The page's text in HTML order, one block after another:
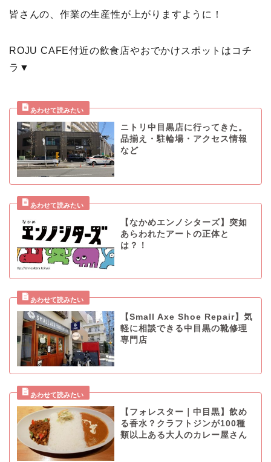
皆さんの、作業の生産性が上がりますように！
ROJU CAFE付近の飲食店やおでかけスポットはコチ
ラ▼
ニトリ中目黒店に行ってきた。
品揃え・駐輪場・アクセス情報
など
【なかめエンノシターズ】突如
あらわれたアートの正体と
は？！
【Small Axe Shoe Repair】気
軽に相談できる中目黒の靴修理
専門店
【フォレスター｜中目黒】飲め
る香水？クラフトジンが100種
類以上ある大人のカレー屋さん